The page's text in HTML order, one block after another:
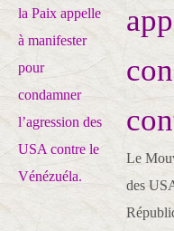
Le
des